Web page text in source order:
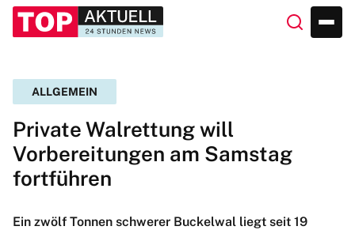
ALLGEMEIN
Private Walrettung will
Vorbereitungen am Samstag
fortführen
Ein zwölf Tonnen schwerer Buckelwal liegt seit 19